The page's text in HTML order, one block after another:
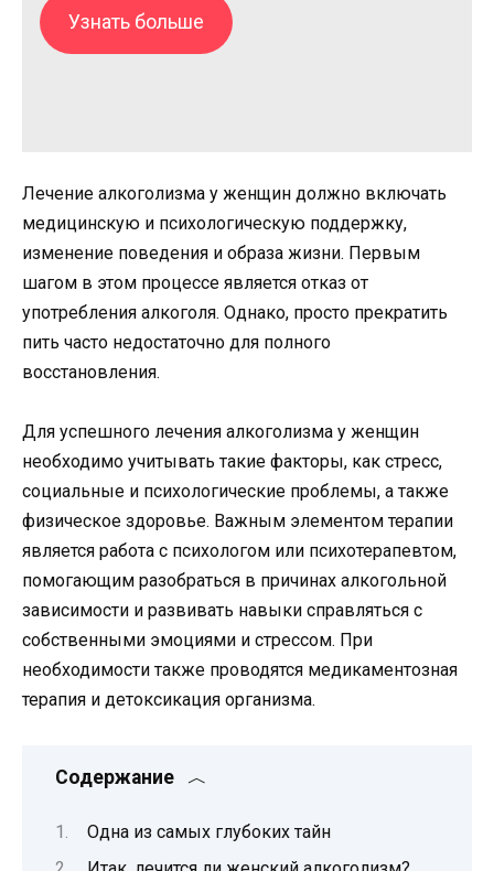
Узнать больше
Лечение алкоголизма у женщин должно включать
медицинскую и психологическую поддержку,
изменение поведения и образа жизни. Первым
шагом в этом процессе является отказ от
употребления алкоголя. Однако, просто прекратить
пить часто недостаточно для полного
восстановления.
Для успешного лечения алкоголизма у женщин
необходимо учитывать такие факторы, как стресс,
социальные и психологические проблемы, а также
физическое здоровье. Важным элементом терапии
является работа с психологом или психотерапевтом,
помогающим разобраться в причинах алкогольной
зависимости и развивать навыки справляться с
собственными эмоциями и стрессом. При
необходимости также проводятся медикаментозная
терапия и детоксикация организма.
Содержание
Одна из самых глубоких тайн